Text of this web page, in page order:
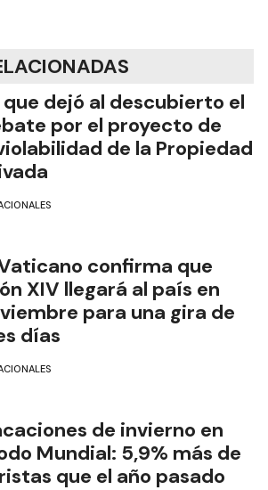
que dejó al descubierto el
por el proyecto de
de la Propiedad
confirma que
XIV llegará al país en
para una gira de
días
de invierno en
Mundial: 5,9% más de
que el año pasado